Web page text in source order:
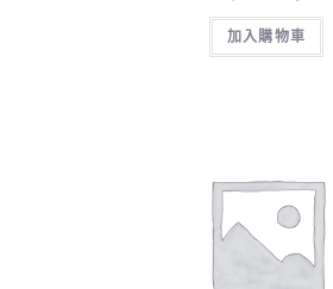
加入購物車